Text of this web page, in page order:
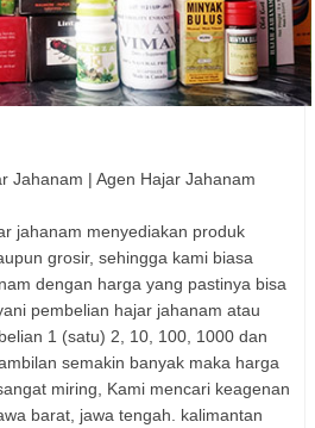
Jahanam | Agen Hajar Jahanam
jahanam menyediakan produk
grosir, sehingga kami biasa
dengan harga yang pastinya bisa
pembelian hajar jahanam atau
1 (satu) 2, 10, 100, 1000 dan
semakin banyak maka harga
miring, Kami mencari keagenan
barat, jawa tengah. kalimantan